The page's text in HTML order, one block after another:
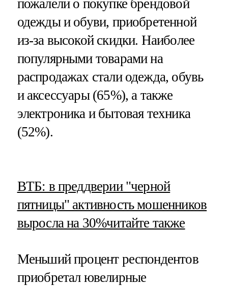
пожалели о покупке брендовой
одежды и обуви, приобретенной
из-за высокой скидки. Наиболее
популярными товарами на
распродажах стали одежда, обувь
и аксессуары (65%), а также
электроника и бытовая техника
(52%).
​ВТБ: в преддверии "черной
пятницы" активность мошенников
выросла на 30%читайте также
Меньший процент респондентов
приобретал ювелирные